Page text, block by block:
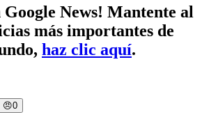
Google News! Mantente al
más importantes de
haz clic aquí.
😠0